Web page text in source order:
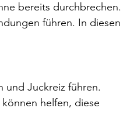
bereits durchbrechen.
führen. In diesen
und Juckreiz führen.
helfen, diese